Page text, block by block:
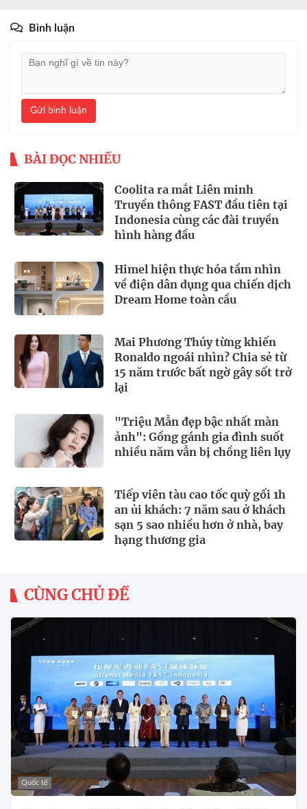
Bình luận
Gửi bình luận
BÀI ĐỌC NHIỀU
Coolita ra mắt Liên minh
Truyền thông FAST đầu tiên tại
Indonesia cùng các đài truyền
hình hàng đầu
Himel hiện thực hóa tầm nhìn
về điện dân dụng qua chiến dịch
Dream Home toàn cầu
Mai Phương Thúy từng khiến
Ronaldo ngoái nhìn? Chia sẻ từ
15 năm trước bất ngờ gây sốt trở
lại
"Triệu Mẫn đẹp bậc nhất màn
ảnh": Gồng gánh gia đình suốt
nhiều năm vẫn bị chồng liên lụy
Tiếp viên tàu cao tốc quỳ gối 1h
an ủi khách: 7 năm sau ở khách
sạn 5 sao nhiều hơn ở nhà, bay
hạng thương gia
CÙNG CHỦ ĐỀ
Quốc tế